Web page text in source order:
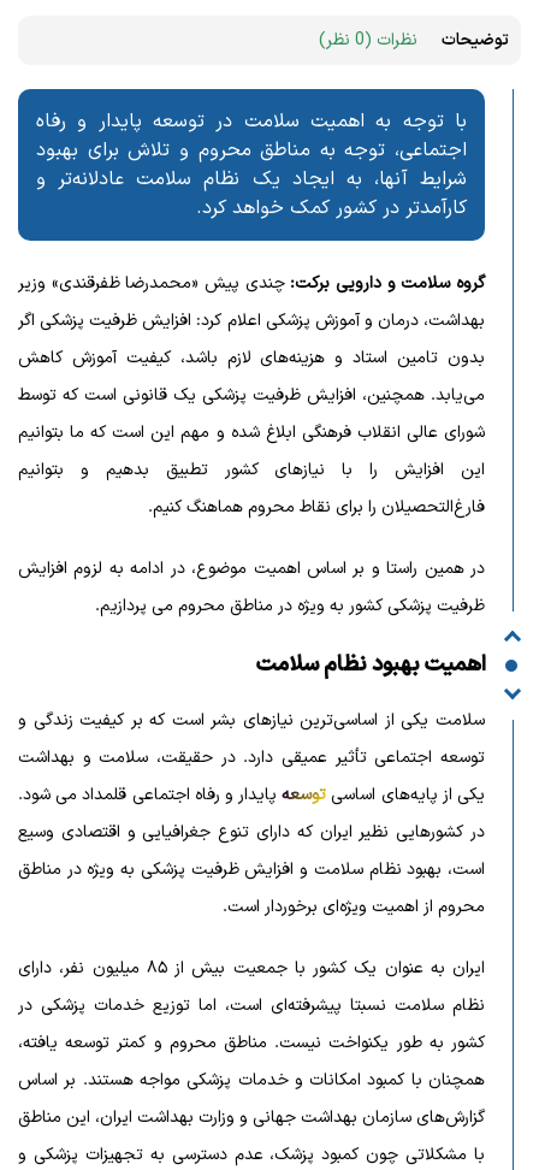
توضیحات نظرات (0 نظر)
با توجه به اهمیت سلامت در توسعه پایدار و رفاه
اجتماعی، توجه به مناطق محروم و تلاش برای بهبود
شرایط آنها، به ایجاد یک نظام سلامت عادلانه‌تر و
کارآمدتر در کشور کمک خواهد کرد.
گروه سلامت و دارویی برکت:چندی پیش «محمدرضا ظفرقندی» وزیر
بهداشت، درمان و آموزش پزشکی اعلام کرد: افزایش ظرفیت پزشکی اگر
بدون تامین استاد و هزینه‌های لازم باشد، کیفیت آموزش کاهش
می‌یابد. همچنین، افزایش ظرفیت پزشکی یک قانونی است که توسط
شورای عالی انقلاب فرهنگی ابلاغ شده و مهم این است که ما بتوانیم
این افزایش را با نیازهای کشور تطبیق بدهیم و بتوانیم
فارغ‌التحصیلان را برای نقاط محروم هماهنگ کنیم.
در همین راستا و بر اساس اهمیت موضوع، در ادامه به لزوم افزایش
ظرفیت پزشکی کشور به ویژه در مناطق محروم می پردازیم.
اهمیت بهبود نظام سلامت
سلامت یکی از اساسی‌ترین نیازهای بشر است که بر کیفیت زندگی و
توسعه اجتماعی تأثیر عمیقی دارد. در حقیقت، سلامت و بهداشت
یکی از پایه‌های اساسیتوسعهپایدار و رفاه اجتماعی قلمداد می شود.
در کشورهایی نظیر ایران که دارای تنوع جغرافیایی و اقتصادی وسیع
است، بهبود نظام سلامت و افزایش ظرفیت پزشکی به ویژه در مناطق
محروم از اهمیت ویژه‌ای برخوردار است.
ایران به عنوان یک کشور با جمعیت بیش از ۸۵ میلیون نفر، دارای
نظام سلامت نسبتا پیشرفته‌ای است، اما توزیع خدمات پزشکی در
کشور به طور یکنواخت نیست. مناطق محروم و کمتر توسعه یافته،
همچنان با کمبود امکانات و خدمات پزشکی مواجه هستند. بر اساس
گزارش‌های سازمان بهداشت جهانی و وزارت بهداشت ایران، این مناطق
با مشکلاتی چون کمبود پزشک، عدم دسترسی به تجهیزات پزشکی و